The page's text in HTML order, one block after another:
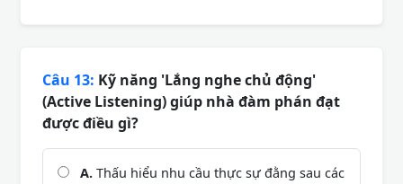
Câu 13: Kỹ năng 'Lắng nghe chủ động'
(Active Listening) giúp nhà đàm phán đạt
được điều gì?
A. Thấu hiểu nhu cầu thực sự đằng sau các